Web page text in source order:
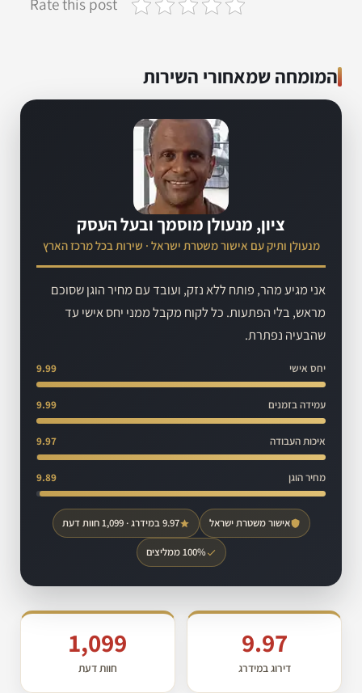
Rate this post
המומחה שמאחורי השירות
ציון, מנעולן מוסמך ובעל העסק
מנעולן ותיק עם אישור משטרת ישראל · שירות בכל מרכז הארץ
אני מגיע מהר, פותח ללא נזק, ועובד עם מחיר הוגן שסוכם
מראש, בלי הפתעות. כל לקוח מקבל ממני יחס אישי עד
שהבעיה נפתרת.
יחס אישי 9.99
עמידה בזמנים 9.99
איכות העבודה 9.97
מחיר הוגן 9.89
אישור משטרת ישראל 9.97 במידרג · 1,099 חוות דעת
100% ממליצים
9.97
דירוג במידרג
1,099
חוות דעת